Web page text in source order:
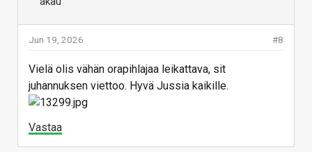
#8
Jun 19, 2026
Vielä olis vähän orapihlajaa leikattava, sit
juhannuksen viettoo. Hyvä Jussia kaikille.
Vastaa